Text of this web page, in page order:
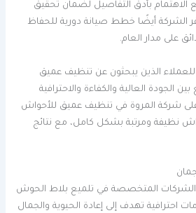
بأدق التفاصيل لضمان تحقيق
الشركة أيضًا خطط صيانة دورية للحفاظ
على مدار العام.
للعملاء الذين يبحثون عن تنظيف عميق
الجودة العالية والكفاءة والاحترافية
على شركة المروة في تنظيف عميق للأحواش
نظيفة ومرتبة بشكل كامل، مع نتائج
الشركات المتخصصة في تلميع بلاط الحوش
احترافية تهدف إلى إعادة الحيوية والجمال